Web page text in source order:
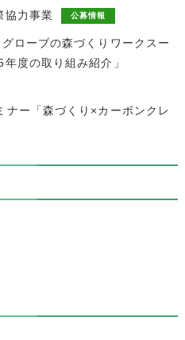
協力事業 公募情報
ローブの森づくりワークスー
度の取り組み紹介」
ナー「森づくり×カーボンクレ